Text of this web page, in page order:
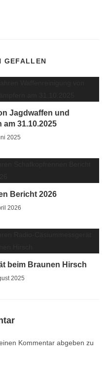
GEFALLEN
Jagdwaffen und
31.10.2025
2025
Bericht 2026
2026
beim Braunen Hirsch
2025
Kommentar abgeben zu